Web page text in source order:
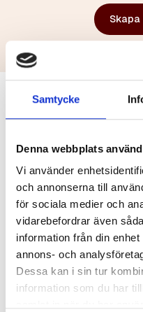
Samtycke
Denna webbplats
Vi använder
och annonserna till
för sociala medier och
vidarebefordrar även
information från din
annons- och
Dessa kan i sin tur
information som du har
Logga in
E-post
Lösenord